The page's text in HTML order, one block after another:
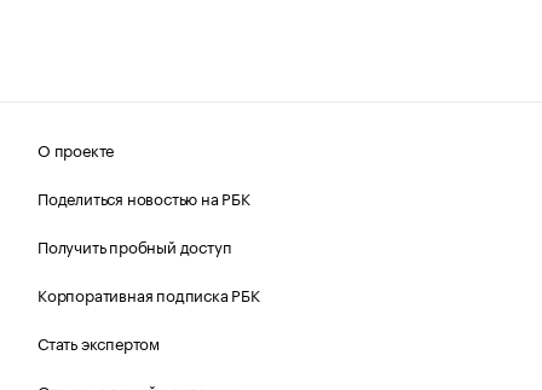
О проекте
Поделиться новостью на РБК
Получить пробный доступ
Корпоративная подписка РБК
Стать экспертом